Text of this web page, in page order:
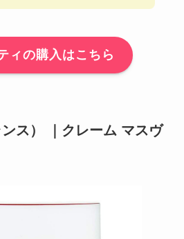
ィの購入はこちら
ス） ｜クレーム マスヴ